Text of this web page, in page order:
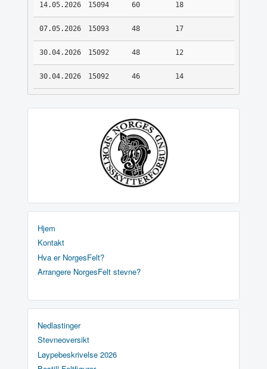
14.05.2026 15094 60 18
07.05.2026 15093 48 17
30.04.2026 15092 48 12
30.04.2026 15092 46 14
Hjem
Kontakt
Hva er NorgesFelt?
Arrangere NorgesFelt stevne?
Nedlastinger
Stevneoversikt
Løypebeskrivelse 2026